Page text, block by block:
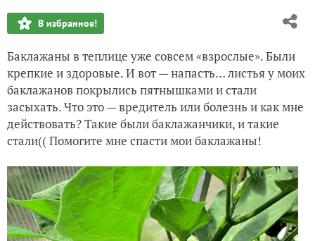
В избранное!
Баклажаны в теплице уже совсем «взрослые». Были
крепкие и здоровые. И вот — напасть… листья у моих
баклажанов покрылись пятнышками и стали
засыхать. Что это — вредитель или болезнь и как мне
действовать? Такие были баклажанчики, и такие
стали(( Помогите мне спасти мои баклажаны!